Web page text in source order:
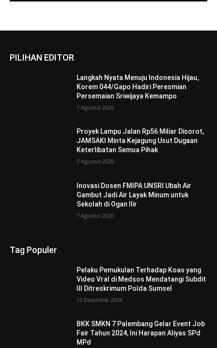
PILIHAN EDITOR
Langkah Nyata Menuju Indonesia Hijau,
Korem 044/Gapo Hadiri Peresmian
Persemaian Sriwijaya Kemampo
7 Agustus 2026
Proyek Lampu Jalan Rp56 Miliar Disorot,
JAMSAKI Minta Kejagung Usut Dugaan
Keterlibatan Semua Pihak
7 Agustus 2026
Inovasi Dosen FMIPA UNSRI Ubah Air
Gambut Jadi Air Layak Minum untuk
Sekolah di Ogan Ilir
7 Agustus 2026
Tag Populer
Pelaku Pemukulan Terhadap Koas yang
Video Vral di Medsos Mendatangi Subdit
III Ditreskrimum Polda Sumsel
13 Desember 2024
BKK SMKN 7 Palembang Gelar Event Job
Fair Tahun 2024, Ini Harapan Aliyas SPd
MPd